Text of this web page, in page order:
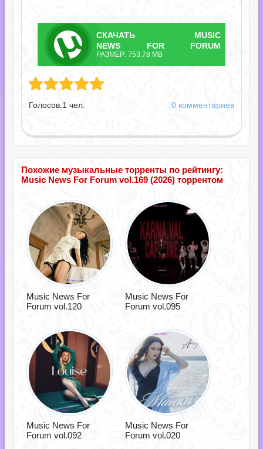
СКАЧАТЬ
ТОРРЕНТ
MUSIC
NEWS FOR FORUM
VOL.169.TORRENT
РАЗМЕР: 753.78 MB
Forum vol.169.torrent
Голосов:1 чел. 0 комментариев
Похожие музыкальные торренты по рейтингу:
Music News For Forum vol.169 (2026) торрентом
Music News For
Forum vol.120
Music News For
Forum vol.095
Music News For
Forum vol.092
Music News For
Forum vol.020